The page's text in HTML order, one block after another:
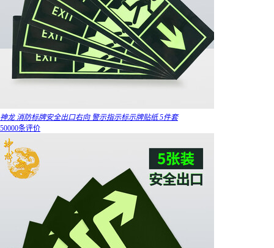
神龙 消防标牌安全出口右向 警示指示标示牌贴纸 5件套
50000条评价